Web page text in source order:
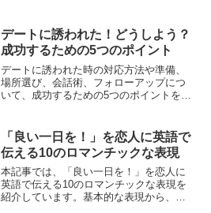
す。
デートに誘われた！どうしよう？
成功するための5つのポイント
デートに誘われた時の対応方法や準備、
場所選び、会話術、フォローアップにつ
いて、成功するための5つのポイントを紹
う！
「良い一日を！」を恋人に英語で
伝える10のロマンチックな表現
本記事では、「良い一日を！」を恋人に
英語で伝える10のロマンチックな表現を
紹介しています。基本的な表現から、朝